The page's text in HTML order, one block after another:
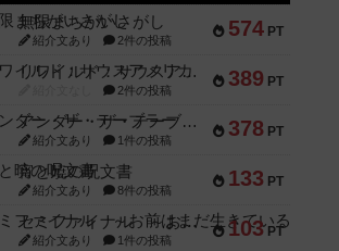
574 PT
無限まちがいさがし
紹介文あり 2件の投稿
389 PT
リワイルド：サウスアメリカ
2件の投稿
378 PT
アンダー・ザ・テーブラー
紹介文あり 1件の投稿
133 PT
宵と暁の呪文書
紹介文あり 8件の投稿
103 PT
セミファイナル ～お前はまだ生きている～
紹介文あり 1件の投稿